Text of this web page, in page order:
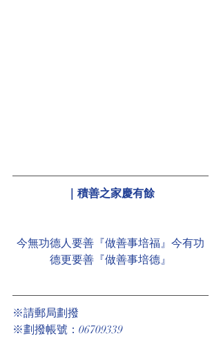
｜積善之家慶有餘
今無功德人要善『做善事培福』今有功
德更要善『做善事培德』
※請郵局劃撥
※劃撥帳號：06709339